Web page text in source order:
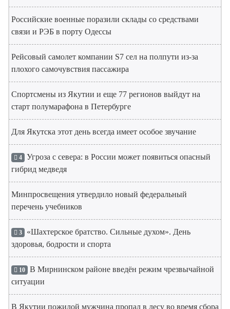
Российские военные поразили склады со средствами
связи и РЭБ в порту Одессы
Рейсовый самолет компании S7 сел на полпути из-за
плохого самочувствия пассажира
Спортсмены из Якутии и еще 77 регионов выйдут на
старт полумарафона в Петербурге
Для Якутска этот день всегда имеет особое звучание
4 Угроза с севера: в России может появиться опасный
гибрид медведя
Минпросвещения утвердило новый федеральный
перечень учебников
3 «Шахтерское братство. Сильные духом». День
здоровья, бодрости и спорта
10 В Мирнинском районе введён режим чрезвычайной
ситуации
В Якутии пожилой мужчина пропал в лесу во время сбора